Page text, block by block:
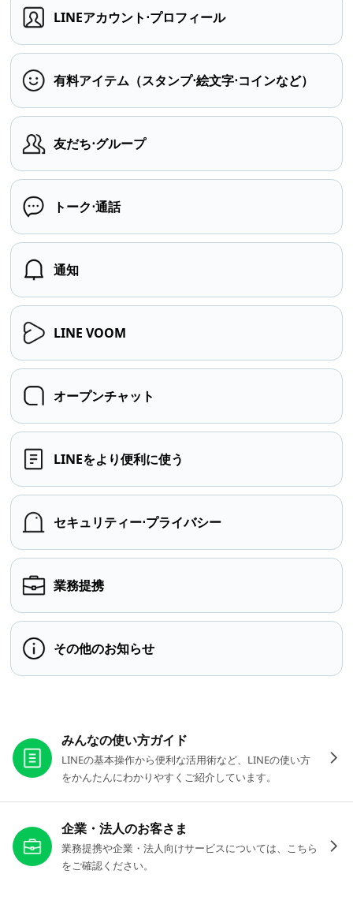
LINEアカウント⋅プロフィール
有料アイテム（スタンプ⋅絵文字⋅コインなど）
友だち⋅グループ
トーク⋅通話
通知
LINE VOOM
オープンチャット
LINEをより便利に使う
セキュリティー⋅プライバシー
業務提携
その他のお知らせ
みんなの使い方ガイド
LINEの基本操作から便利な活用術など、LINEの使い方
をかんたんにわかりやすくご紹介しています。
企業・法人のお客さま
業務提携や企業・法人向けサービスについては、こちら
をご確認ください。